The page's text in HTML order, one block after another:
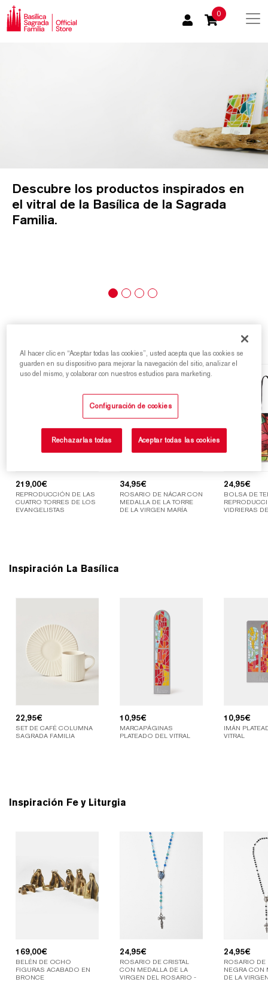
0
Descubre los productos inspirados en
el vitral de la Basílica de la Sagrada
Familia.
219,00€
REPRODUCCIÓN DE LAS
CUATRO TORRES DE LOS
EVANGELISTAS
34,95€
ROSARIO DE NÁCAR CON
MEDALLA DE LA TORRE
DE LA VIRGEN MARÍA
24,95€
BOLSA DE
VIDRIERAS
Inspiración La Basílica
22,95€
SET DE CAFÉ COLUMNA
SAGRADA FAMILIA
10,95€
MARCAPÁGINAS
PLATEADO DEL VITRAL
10,95€
IMÁN
VITRAL
Inspiración Fe y Liturgia
169,00€
BELÉN DE OCHO
FIGURAS ACABADO EN
BRONCE
24,95€
ROSARIO DE CRISTAL
CON MEDALLA DE LA
VIRGEN DEL ROSARIO -
24,95€
ROSARIO DE
NEGRA CON
DE LA
Al hacer clic en “Aceptar todas las cookies”, usted acepta que las cookies se
guarden en su dispositivo para mejorar la navegación del sitio, analizar el
uso del mismo, y colaborar con nuestros estudios para marketing.
Configuración de cookies
Rechazarlas todas Aceptar todas las cookies